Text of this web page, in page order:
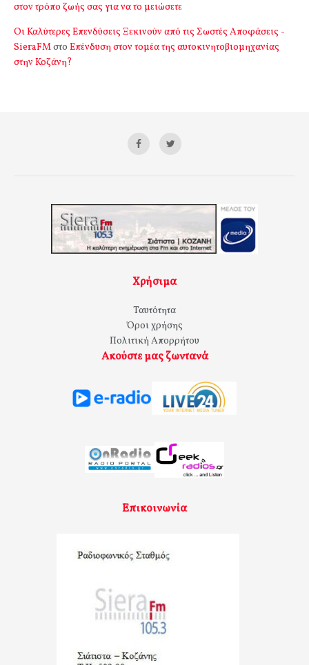
στον τρόπο ζωής σας για να το μειώσετε
Οι Καλύτερες Επενδύσεις Ξεκινούν από τις Σωστές Αποφάσεις -
SieraFMστο Επένδυση στον τομέα της αυτοκινητοβιομηχανίας
στην Κοζάνη?
Χρήσιμα
Ταυτότητα
Όροι χρήσης
Πολιτική Απορρήτου
Ακούστε μας ζωντανά
Επικοινωνία